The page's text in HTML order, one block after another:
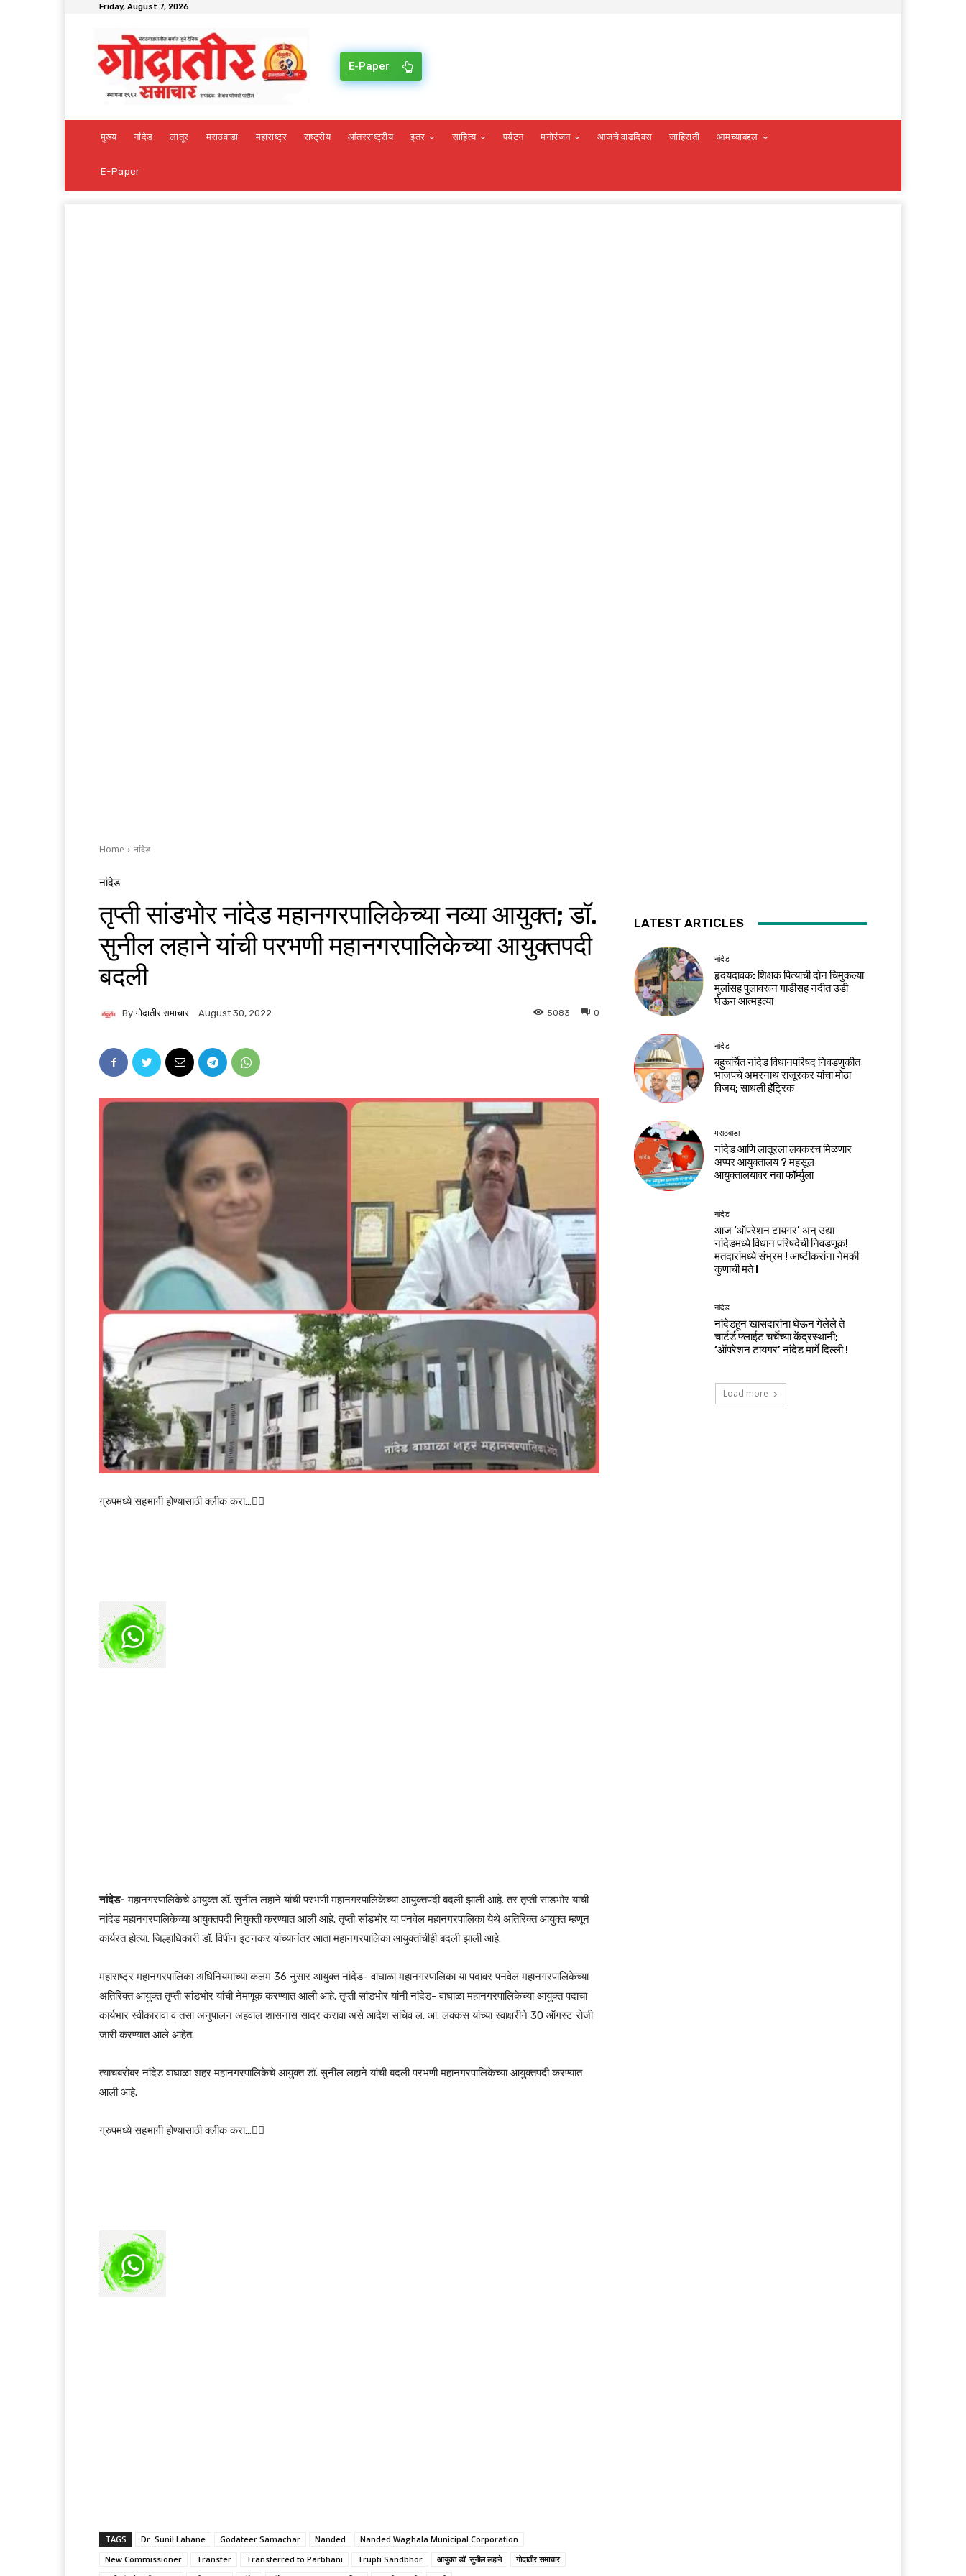
Friday, August 7, 2026
E-Paper
मुख्य नांदेड लातूर मराठवाडा महाराष्ट्र राष्ट्रीय आंतरराष्ट्रीय इतर साहित्य पर्यटन मनोरंजन आजचे वाढदिवस जाहिराती आमच्याबद्दल
E-Paper
Home नांदेड
नांदेड
तृप्ती सांडभोर नांदेड महानगरपालिकेच्या नव्या आयुक्त; डॉ.
सुनील लहाने यांची परभणी महानगरपालिकेच्या आयुक्तपदी
बदली
By गोदातीर समाचार August 30, 2022 0
5083
ग्रुपमध्ये सहभागी होण्यासाठी क्लीक करा…👆🏻
नांदेड- महानगरपालिकेचे आयुक्त डॉ. सुनील लहाने यांची परभणी महानगरपालिकेच्या आयुक्तपदी बदली झाली आहे. तर तृप्ती सांडभोर यांची
नांदेड महानगरपालिकेच्या आयुक्तपदी नियुक्ती करण्यात आली आहे. तृप्ती सांडभोर या पनवेल महानगरपालिका येथे अतिरिक्त आयुक्त म्हणून
कार्यरत होत्या. जिल्हाधिकारी डॉ. विपीन इटनकर यांच्यानंतर आता महानगरपालिका आयुक्तांचीही बदली झाली आहे.
महाराष्ट्र महानगरपालिका अधिनियमाच्या कलम 36 नुसार आयुक्त नांदेड- वाघाळा महानगरपालिका या पदावर पनवेल महानगरपालिकेच्या
अतिरिक्त आयुक्त तृप्ती सांडभोर यांची नेमणूक करण्यात आली आहे. तृप्ती सांडभोर यांनी नांदेड- वाघाळा महानगरपालिकेच्या आयुक्त पदाचा
कार्यभार स्वीकारावा व तसा अनुपालन अहवाल शासनास सादर करावा असे आदेश सचिव ल. आ. लक्कस यांच्या स्वाक्षरीने 30 ऑगस्ट रोजी
जारी करण्यात आले आहेत.
त्याचबरोबर नांदेड वाघाळा शहर महानगरपालिकेचे आयुक्त डॉ. सुनील लहाने यांची बदली परभणी महानगरपालिकेच्या आयुक्तपदी करण्यात
आली आहे.
ग्रुपमध्ये सहभागी होण्यासाठी क्लीक करा…👆🏻
TAGS Dr. Sunil Lahane Godateer Samachar Nanded
Nanded Waghala Municipal Corporation
New Commissioner
Transfer Transferred to Parbhani Trupti Sandbhor आयुक्त डॉ. सुनील लहाने
गोदातीर समाचार
LATEST ARTICLES
नांदेड
हृदयदावक: शिक्षक पित्याची दोन चिमुकल्या
मुलांसह पुलावरून गाडीसह नदीत उडी
घेऊन आत्महत्या
नांदेड
बहुचर्चित नांदेड विधानपरिषद निवडणुकीत
भाजपचे अमरनाथ राजूरकर यांचा मोठा
विजय; साधली हॅट्रिक
मराठवाडा
नांदेड आणि लातूरला लवकरच मिळणार
अप्पर आयुक्तालय ? महसूल
आयुक्तालयावर नवा फॉर्म्युला
नांदेड
आज ‘ऑपरेशन टायगर’ अन् उद्या
नांदेडमध्ये विधान परिषदेची निवडणूक!
मतदारांमध्ये संभ्रम ! आष्टीकरांना नेमकी
कुणाची मते !
नांदेड
नांदेडहून खासदारांना घेऊन गेलेले ते
चार्टर्ड फ्लाईट चर्चेच्या केंद्रस्थानी;
‘ऑपरेशन टायगर’ नांदेड मार्गे दिल्ली !
Load more